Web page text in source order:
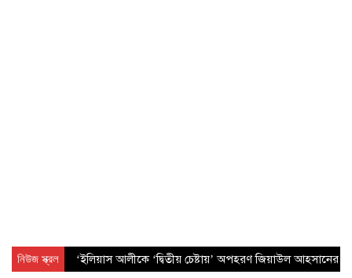
নিউজ স্ক্রল ‘ইলিয়াস আলীকে ‘দ্বিতীয় চেষ্টায়’ অপহরণ জিয়াউল আহসানের